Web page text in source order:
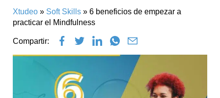
Xtudeo » Soft Skills »6 beneficios de empezar a
practicar el Mindfulness
Compartir: